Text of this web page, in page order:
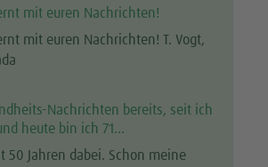
mit euren Nachrichten!
mit euren Nachrichten! T. Vogt,
Nachrichten bereits, seit ich
heute bin ich 71...
50 Jahren dabei. Schon meine